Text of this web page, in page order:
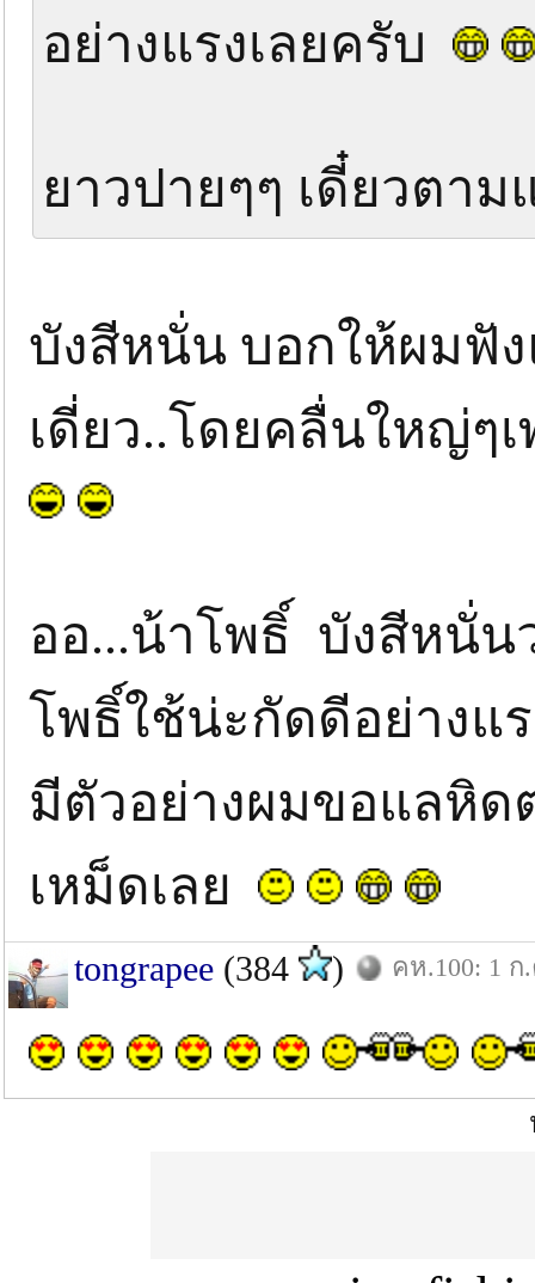
อย่างแรงเลยครับ
ยาวปายๆๆ เดี๋ยวตา
บังสีหนั่น บอกให้ผมฟั
เดี่ยว..โดยคลื่นใหญ่ๆ
ออ...น้าโพธิ์ บังสีหนั่น
โพธิ์ใช้น่ะกัดดีอย่างแ
มีตัวอย่างผมขอแลหิด
เหม็ดเลย
tongrapee (384 ) คห.100: 1 ก